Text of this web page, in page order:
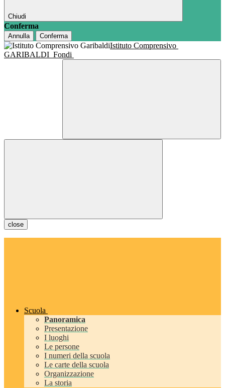
Chiudi
Conferma
Annulla Conferma
Istituto Comprensivo
GARIBALDI Fondi
close
Scuola
Panoramica
Presentazione
I luoghi
Le persone
I numeri della scuola
Le carte della scuola
Organizzazione
La storia